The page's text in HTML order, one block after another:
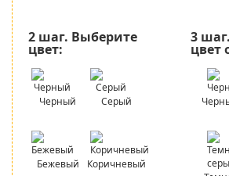
2 шаг. Выберите
цвет:
Черный Серый
Бежевый Коричневый
3 шаг.
цвет